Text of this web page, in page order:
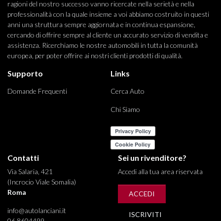
ragioni del nostro successo vanno ricercate nella serietà e nella
professionalità con la quale insieme a voi abbiamo costruito in questi
anni una struttura sempre aggiornata e in continua espansione,
cercando di offrire sempre al cliente un accurato servizio di vendita e
assistenza. Ricerchiamo le nostre automobili in tutta la comunità
europea, per poter offrire ai nostri clienti prodotti di qualità.
Supporto
Domande Frequenti
Links
Cerca Auto
Chi Siamo
Contatti
Via Salaria, 421
(Incrocio Viale Somalia)
Roma
info@autolanciani.it
Sei un rivenditore?
Accedi alla tua area riservata
ACCEDI
ISCRIVITI